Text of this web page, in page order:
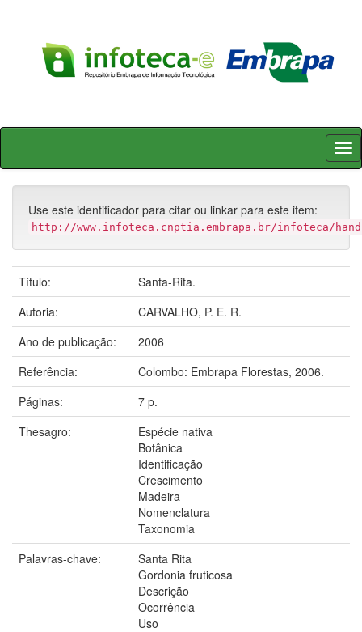
Skip
Use este identificador para citar ou linkar para este item:
http://www.infoteca.cnptia.embrapa.br/infoteca/
Título:
Santa-Rita.
Autoria:
CARVALHO, P. E. R.
Ano de publicação:
2006
Referência:
Colombo: Embrapa Florestas, 2006.
Páginas:
7 p.
Thesagro:
Espécie nativa
Botânica
Identificação
Crescimento
Madeira
Nomenclatura
Taxonomia
Palavras-chave:
Santa Rita
Gordonia fruticosa
Descrição
Ocorrência
Uso